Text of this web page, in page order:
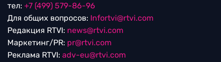
тел: +7 (499) 579-86-96
Для общих вопросов: Infortvi@rtvi.com
Редакция RTVI: news@rtvi.com
Маркетинг/PR: pr@rtvi.com
Реклама RTVI: adv-eu@rtvi.com